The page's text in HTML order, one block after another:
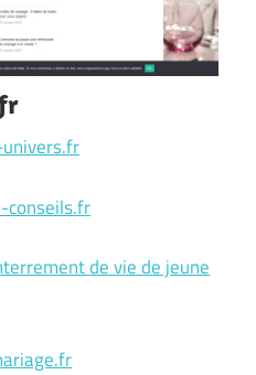
conseils.fr
de vie de jeune